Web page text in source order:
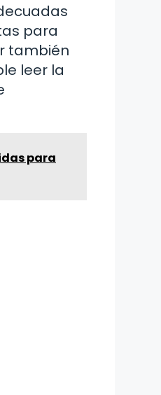
para
también
leer la
para